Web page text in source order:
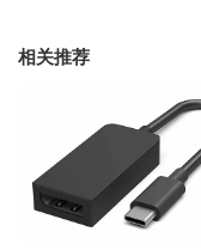
相关推荐